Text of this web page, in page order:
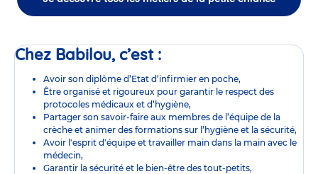
Chez Babilou, c’est :
Avoir son diplôme d’Etat d’infirmier en poche,
Être organisé et rigoureux pour garantir le respect des
protocoles médicaux et d’hygiène,
Partager son savoir-faire aux membres de l’équipe de la
crèche et animer des formations sur l’hygiène et la sécurité,
Avoir l'esprit d'équipe et travailler main dans la main avec le
médecin,
Garantir la sécurité et le bien-être des tout-petits,